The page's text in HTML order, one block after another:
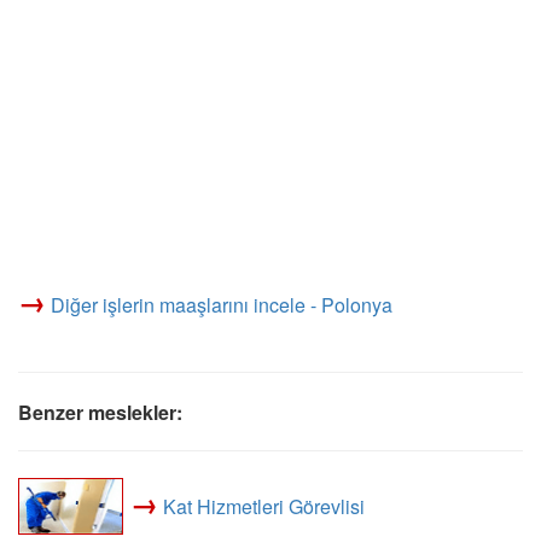
→ Diğer işlerin maaşlarını incele - Polonya
Benzer meslekler:
→ Kat Hizmetleri Görevlisi